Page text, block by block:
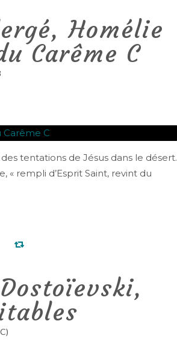
Homélie
Carême C
tentations de Jésus dans le désert.
« rempli d’Esprit Saint, revint du